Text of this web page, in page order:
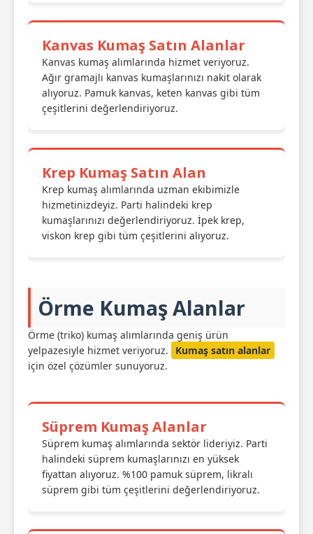
Kanvas Kumaş Satın Alanlar
Kanvas kumaş alımlarında hizmet veriyoruz.
Ağır gramajlı kanvas kumaşlarınızı nakit olarak
alıyoruz. Pamuk kanvas, keten kanvas gibi tüm
çeşitlerini değerlendiriyoruz.
Krep Kumaş Satın Alan
Krep kumaş alımlarında uzman ekibimizle
hizmetinizdeyiz. Parti halindeki krep
kumaşlarınızı değerlendiriyoruz. İpek krep,
viskon krep gibi tüm çeşitlerini alıyoruz.
Örme Kumaş Alanlar
Örme (triko) kumaş alımlarında geniş ürün
yelpazesiyle hizmet veriyoruz.
Kumaş satın alanlar
için özel çözümler sunuyoruz.
Süprem Kumaş Alanlar
Süprem kumaş alımlarında sektör lideriyiz. Parti
halindeki süprem kumaşlarınızı en yüksek
fiyattan alıyoruz. %100 pamuk süprem, likralı
süprem gibi tüm çeşitlerini değerlendiriyoruz.